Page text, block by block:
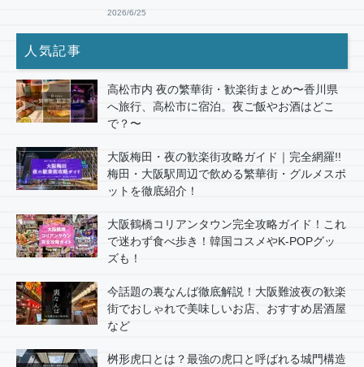
2026/6/25
人気記事
高松市内 夜の繁華街・歓楽街まとめ〜香川県
へ旅行、高松市に宿泊。夜ご飯やお酒はどこ
で？〜
大阪梅田・夜の歓楽街攻略ガイド｜完全網羅!!
梅田・大阪駅周辺で飲める繁華街・グルメスポ
ットを徹底紹介！
大阪鶴橋コリアンタウン完全攻略ガイド！これ
で迷わず食べ歩き！韓国コスメやK-POPグッ
ズも！
今話題の裏なんば徹底解説！大阪難波夜の歓楽
街でおしゃれで美味しいお店、おすすめ居酒屋
など
桝形虎口とは？最強の虎口と呼ばれる城門構造